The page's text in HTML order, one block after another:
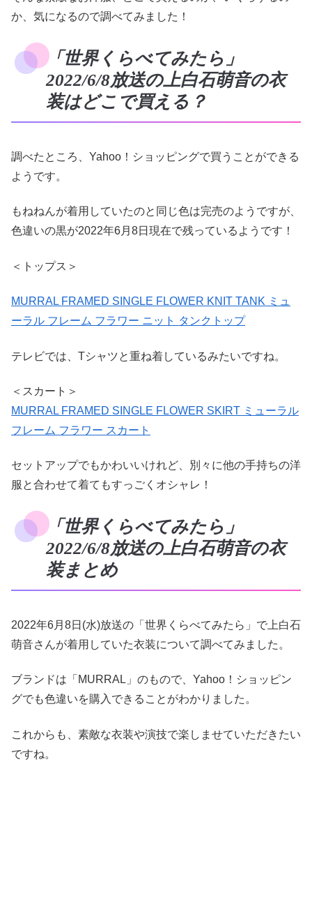
か、気になるので調べてみました！
「世界くらべてみたら」
2022/6/8放送の上白石萌音の衣
装はどこで買える？
調べたところ、Yahoo！ショッピングで買うことができる
ようです。
もねねんが着用していたのと同じ色は完売のようですが、
色違いの黒が2022年6月8日現在で残っているようです！
＜トップス＞
MURRAL FRAMED SINGLE FLOWER KNIT TANK ミュ
ーラル フレーム フラワー ニット タンクトップ
テレビでは、Tシャツと重ね着しているみたいですね。
＜スカート＞
MURRAL FRAMED SINGLE FLOWER SKIRT ミューラル
フレーム フラワー スカート
セットアップでもかわいいけれど、別々に他の手持ちの洋
服と合わせて着てもすっごくオシャレ！
「世界くらべてみたら」
2022/6/8放送の上白石萌音の衣
装まとめ
2022年6月8日(水)放送の「世界くらべてみたら」で上白石
萌音さんが着用していた衣装について調べてみました。
ブランドは「MURRAL」のもので、Yahoo！ショッピン
グでも色違いを購入できることがわかりました。
これからも、素敵な衣装や演技で楽しませていただきたい
ですね。